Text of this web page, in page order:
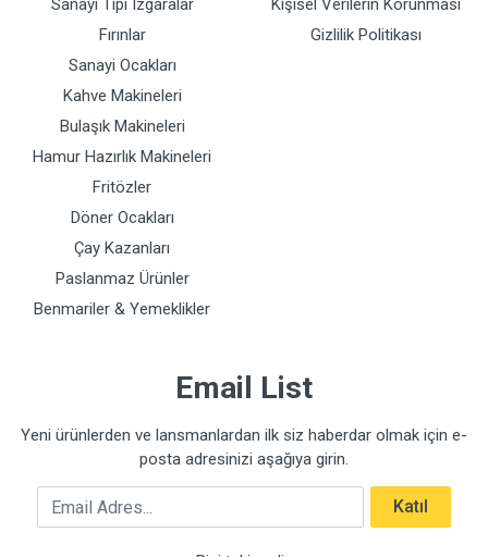
Sanayi Tipi Izgaralar
Fırınlar
Sanayi Ocakları
Kahve Makineleri
Bulaşık Makineleri
Hamur Hazırlık Makineleri
Fritözler
Döner Ocakları
Çay Kazanları
Paslanmaz Ürünler
Benmariler & Yemeklikler
Kişisel Verilerin Korunması
Gizlilik Politikası
Email List
Yeni ürünlerden ve lansmanlardan ilk siz haberdar olmak için e-
posta adresinizi aşağıya girin.
Email Adres Katıl